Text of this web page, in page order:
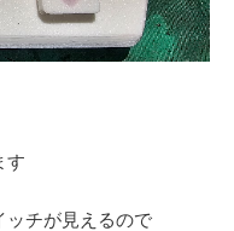
す
ッチが見えるので